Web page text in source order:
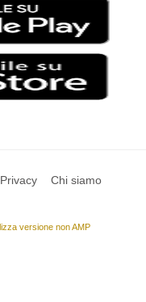
Privacy Chi siamo
versione non AMP